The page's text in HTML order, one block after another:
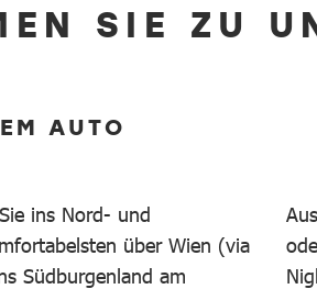
SIE ZU
AUTO
ins Nord- und
über Wien (via
Südburgenland am